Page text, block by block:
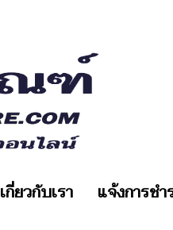
เกี่ยวกับเรา แจ้งการชำ